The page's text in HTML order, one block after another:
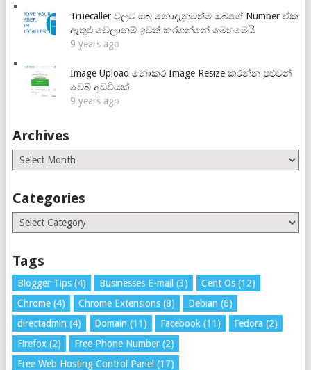
Truecaller වලට ඔබ නොදැනුවත්ම ඔබගේ Number ඒක
ඇතුළු වෙලානම් ඉවත් කරගන්නේ මෙහමෙයි
9 years ago
Image Upload නොකර Image Resize කරන්න පුළුවන්
වෙබ් අඩවියක්
9 years ago
Archives
Archives
Categories
Categories
Tags
Blogger Tips(4) Businesses E-mail (3) Cent Os(12)
Chrome(4) Chrome Extensions(8) Debian (6)
directadmin (4) Domain (11) Facebook (11) Fedora (2)
Firefox(2) Free Phone Number(2)
Free Web Hosting Control Panel (17)